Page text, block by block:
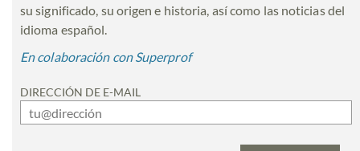
su significado, su origen e historia, así como las noticias del
idioma español.
En colaboración con Superprof
DIRECCIÓN DE E-MAIL